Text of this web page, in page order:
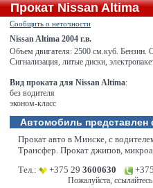
Прокат Nissan Altima
Сообщить о неточности
Nissan Altima 2004 г.в.
Объем двигателя: 2500 см.куб. Бензин.
Сигнализация, литые диски,
Вид проката для Nissan Altima:
без водителя
эконом-класс
Автомобиль
Прокат авто в Минске, с
Трансфер. Прокат джипов,
Тел.:
+375 29 3600630
Пожалуйста, ссылайтесь при